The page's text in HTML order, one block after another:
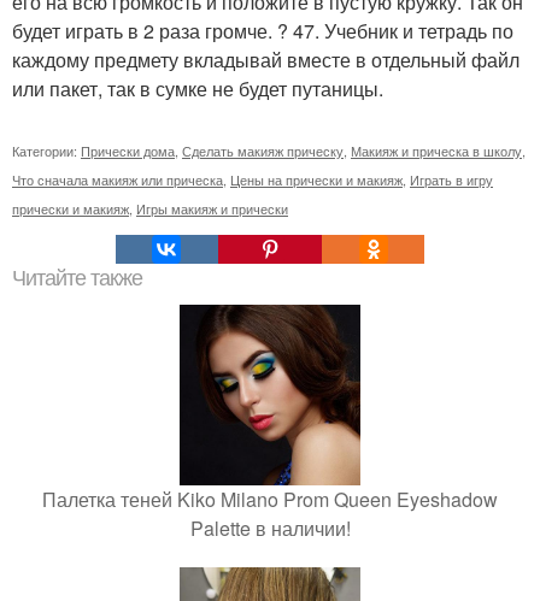
будет играть в 2 раза громче. ? 47. Учебник и тетрадь по
каждому предмету вкладывай вместе в отдельный файл
или пакет, так в сумке не будет путаницы.
Категории: Прически дома Сделать макияж прическу Макияж и прическа в школу
Что сначала макияж или прическа Цены на прически и макияж Играть в игру
прически и макияж Игры макияж и прически
Читайте также
Палетка теней Kiko Milano Prom Queen Eyeshadow
Palette в наличии!